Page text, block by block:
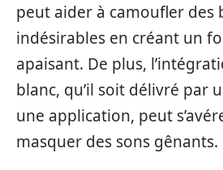
peut aider à camoufler des
indésirables en créant un
apaisant. De plus,
blanc, qu’il soit délivré par
une application, peut
masquer des sons gênants.